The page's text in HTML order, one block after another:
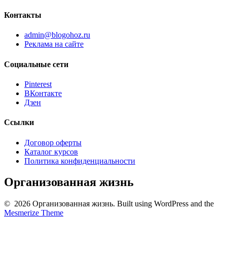
Контакты
admin@blogohoz.ru
Реклама на сайте
Социальные сети
Pinterest
ВКонтакте
Дзен
Ссылки
Договор оферты
Каталог курсов
Политика конфиденциальности
Организованная жизнь
© 2026 Организованная жизнь. Built using WordPress and the
Mesmerize Theme